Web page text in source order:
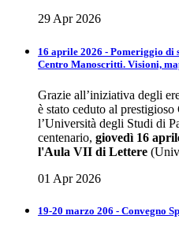
29 Apr 2026
16 aprile 2026 - Pomeriggio
Centro Manoscritti. Visioni,
Grazie all’iniziativa degli
è stato ceduto al
l’Università degli Studi di
centenario, giovedì 16
l'Aula VII di Lettere
01 Apr 2026
19-20 marzo 206 - Convegno